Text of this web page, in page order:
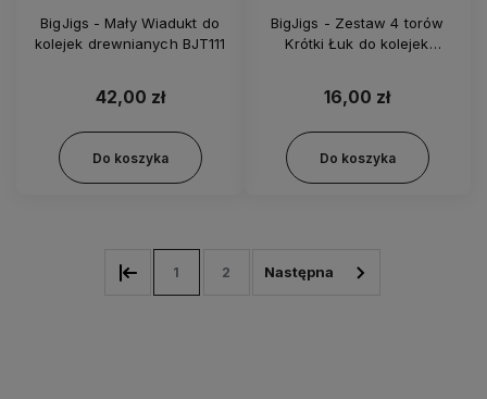
BigJigs - Mały Wiadukt do
kolejek drewnianych BJT111
42,00 zł
Do koszyka
BigJigs - Zestaw 4 torów
Krótki Łuk do kolejek
16,00 zł
Do koszyka
1 2